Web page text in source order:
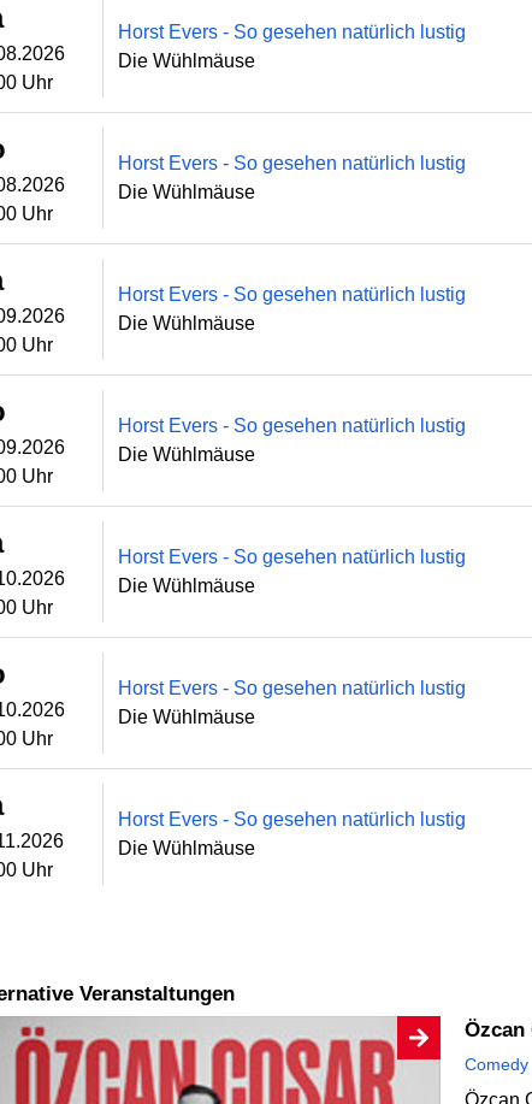
Uhr
Horst Evers - So gesehen natürlich lustig
Die Wühlmäuse
Uhr
Horst Evers - So gesehen natürlich lustig
Die Wühlmäuse
Uhr
Horst Evers - So gesehen natürlich lustig
Die Wühlmäuse
Uhr
Horst Evers - So gesehen natürlich lustig
Die Wühlmäuse
Uhr
Horst Evers - So gesehen natürlich lustig
Die Wühlmäuse
Uhr
Horst Evers - So gesehen natürlich lustig
Die Wühlmäuse
Uhr
Horst Evers - So gesehen natürlich lustig
Die Wühlmäuse
Veranstaltungen
Comedy
Özcan